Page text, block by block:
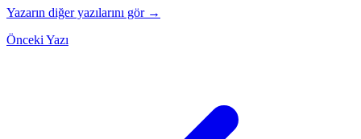
Yazarın diğer yazılarını gör →
Önceki Yazı